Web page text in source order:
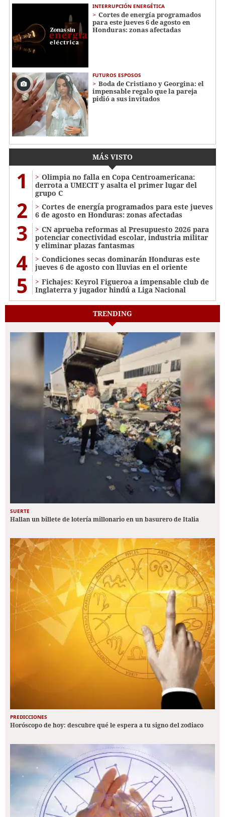
INTERRUPCIÓN ENERGÉTICA
Cortes de energía programados
para este jueves 6 de agosto en
Honduras: zonas afectadas
FUTUROS ESPOSOS
Boda de Cristiano y Georgina: el
impensable regalo que la pareja
pidió a sus invitados
MÁS VISTO
1
Olimpia no falla en Copa Centroamericana:
derrota a UMECIT y asalta el primer lugar del
grupo C
2
Cortes de energía programados para este jueves
6 de agosto en Honduras: zonas afectadas
3
CN aprueba reformas al Presupuesto 2026 para
potenciar conectividad escolar, industria militar
y eliminar plazas fantasmas
4
Condiciones secas dominarán Honduras este
jueves 6 de agosto con lluvias en el oriente
5
Fichajes: Keyrol Figueroa a impensable club de
Inglaterra y jugador hindú a Liga Nacional
TRENDING
SUERTE
Hallan un billete de lotería millonario en un basurero de Italia
PREDICCIONES
Horóscopo de hoy: descubre qué le espera a tu signo del zodiaco